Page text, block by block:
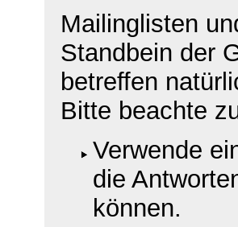
Mailinglisten
Standbein der
betreffen
Bitte beachte
Verwende
die
können.